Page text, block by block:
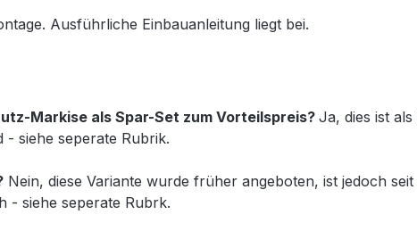
Ausführliche Einbauanleitung liegt bei.
Markise als Spar-Set zum Vorteilspreis?Ja, dies ist
siehe seperate Rubrik.
Nein, diese Variante wurde früher angeboten, ist jedoch
- siehe seperate Rubrk.